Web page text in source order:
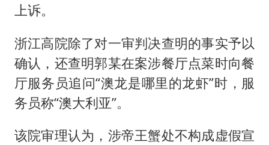
上诉。
浙江高院除了对一审判决查明的事实予以
确认，还查明郭某在案涉餐厅点菜时向餐
厅服务员追问“澳龙是哪里的龙虾”时，服
务员称“澳大利亚”。
该院审理认为，涉帝王蟹处不构成虚假宣